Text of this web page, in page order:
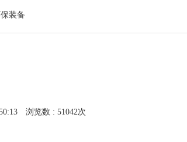
装备
浏览数 : 51042次